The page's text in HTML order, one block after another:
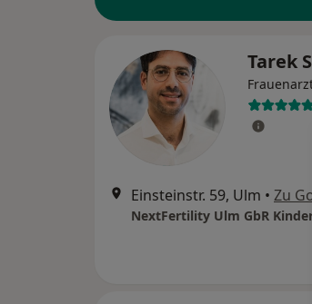
Tarek
Einsteinstr. 59, Ulm • Zu
NextFertility Ulm GbR